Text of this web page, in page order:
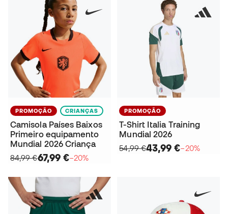
PROMOÇÃO CRIANÇAS
Camisola Países Baixos
Primeiro equipamento
Mundial 2026 Criança
84,99 €67,99 €−20%
PROMOÇÃO
T-Shirt Italia Training
Mundial 2026
54,99 €43,99 €−20%